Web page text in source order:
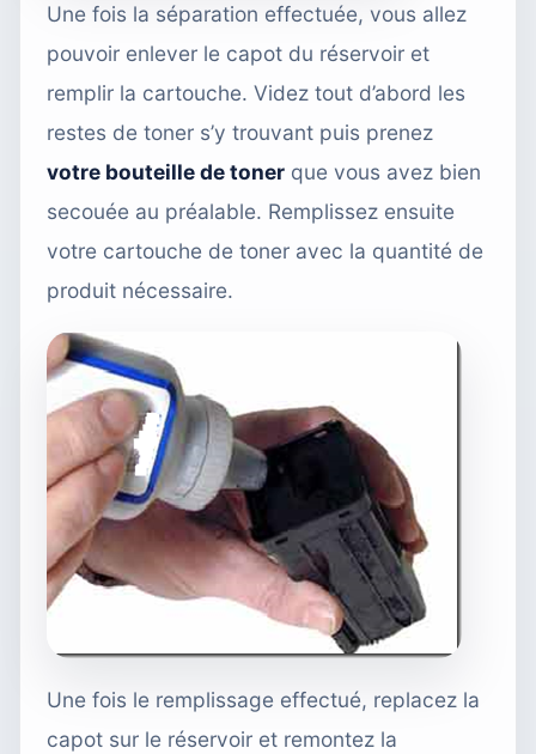
Une fois la séparation effectuée, vous allez
pouvoir enlever le capot du réservoir et
remplir la cartouche. Videz tout d’abord les
restes de toner s’y trouvant puis prenez
votre bouteille de toner que vous avez bien
secouée au préalable. Remplissez ensuite
votre cartouche de toner avec la quantité de
produit nécessaire.
Une fois le remplissage effectué, replacez la
capot sur le réservoir et remontez la